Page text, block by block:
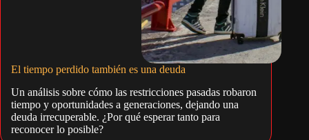
El tiempo perdido también es una deuda
Un análisis sobre cómo las restricciones pasadas robaron
tiempo y oportunidades a generaciones, dejando una
deuda irrecuperable. ¿Por qué esperar tanto para
reconocer lo posible?